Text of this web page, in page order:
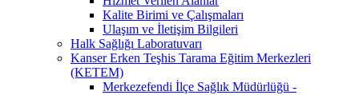
Kalite Birimi ve Çalışmaları
Ulaşım ve İletişim Bilgileri
Halk Sağlığı Laboratuvarı
Kanser Erken Teşhis Tarama Eğitim Merkezleri
(KETEM)
Merkezefendi İlçe Sağlık Müdürlüğü -